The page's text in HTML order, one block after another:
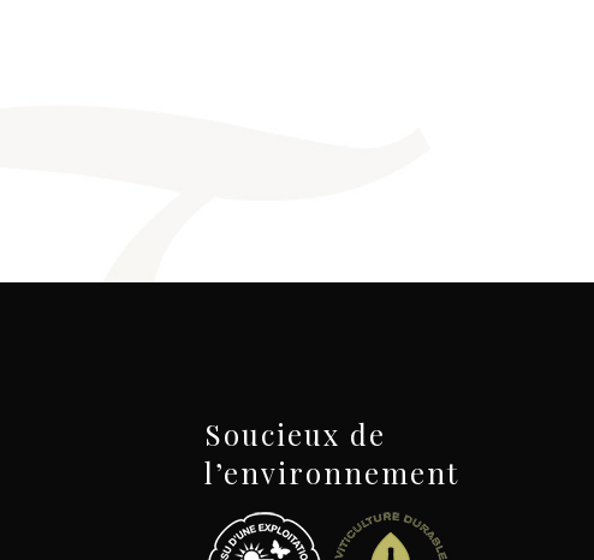
Soucieux de
l’environnement